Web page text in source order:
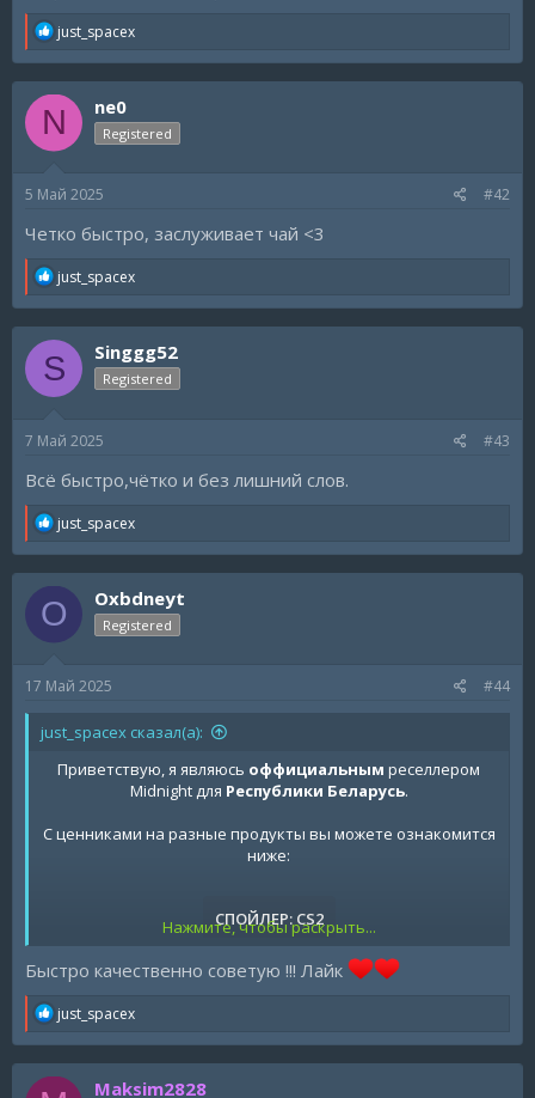
R
a
c
i
o
:
just_spacex
N ne0
Registered
5 Май 2025 #42
Четко быстро, заслуживает чай <3
R
a
c
i
:
just_spacex
S Singgg52
Registered
7 Май 2025 #43
Всё быстро,чётко и без лишний слов.
R
a
c
t
i
:
just_spacex
O Oxbdneyt
Registered
17 Май 2025 #44
just_spacex сказал(а):
Приветствую, я являюсь оффициальным реселлером
Midnight для Республики Беларусь.
С ценниками на разные продукты вы можете ознакомится
ниже:
СПОЙЛЕР: CS2
СПОЙЛЕР:
Нажмите, чтобы раскрыть...
Быстро качественно советую !!! Лайк
R
a
c
just_spacex
Maksim2828